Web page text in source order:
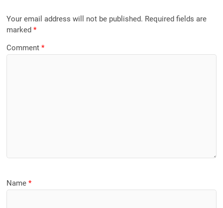
Your email address will not be published. Required fields are
marked*
Comment*
Name*